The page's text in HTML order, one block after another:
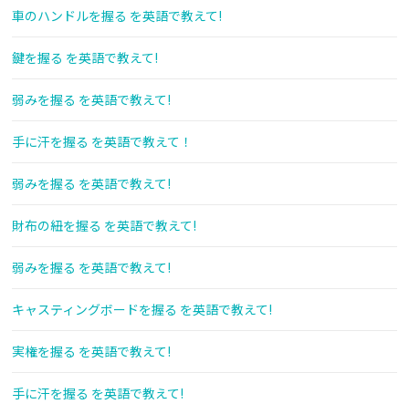
車のハンドルを握る を英語で教えて!
鍵を握る を英語で教えて!
弱みを握る を英語で教えて!
手に汗を握る を英語で教えて！
弱みを握る を英語で教えて!
財布の紐を握る を英語で教えて!
弱みを握る を英語で教えて!
キャスティングボードを握る を英語で教えて!
実権を握る を英語で教えて!
手に汗を握る を英語で教えて!